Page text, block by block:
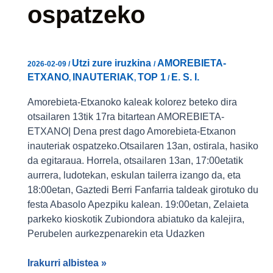
ospatzeko
2026-02-09 / Utzi zure iruzkina /AMOREBIETA-
ETXANO, INAUTERIAK, TOP 1/ E. S. I.
Amorebieta-Etxanoko kaleak kolorez beteko dira
otsailaren 13tik 17ra bitartean AMOREBIETA-
ETXANO| Dena prest dago Amorebieta-Etxanon
inauteriak ospatzeko.Otsailaren 13an, ostirala, hasiko
da egitaraua. Horrela, otsailaren 13an, 17:00etatik
aurrera, ludotekan, eskulan tailerra izango da, eta
18:00etan, Gaztedi Berri Fanfarria taldeak girotuko du
festa Abasolo Apezpiku kalean. 19:00etan, Zelaieta
parkeko kioskotik Zubiondora abiatuko da kalejira,
Perubelen aurkezpenarekin eta Udazken
Irakurri albistea »